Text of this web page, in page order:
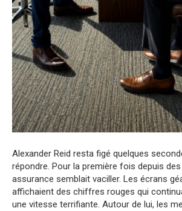
Alexander Reid resta figé quelques
répondre. Pour la première fois depuis
assurance semblait vaciller. Les écrans
affichaient des chiffres rouges qui
une vitesse terrifiante. Autour de lui, les